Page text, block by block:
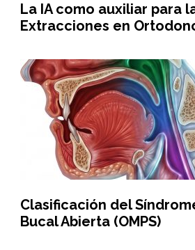
La IA como auxiliar para
Extracciones en
Clasificación del
Bucal Abierta (OMPS)